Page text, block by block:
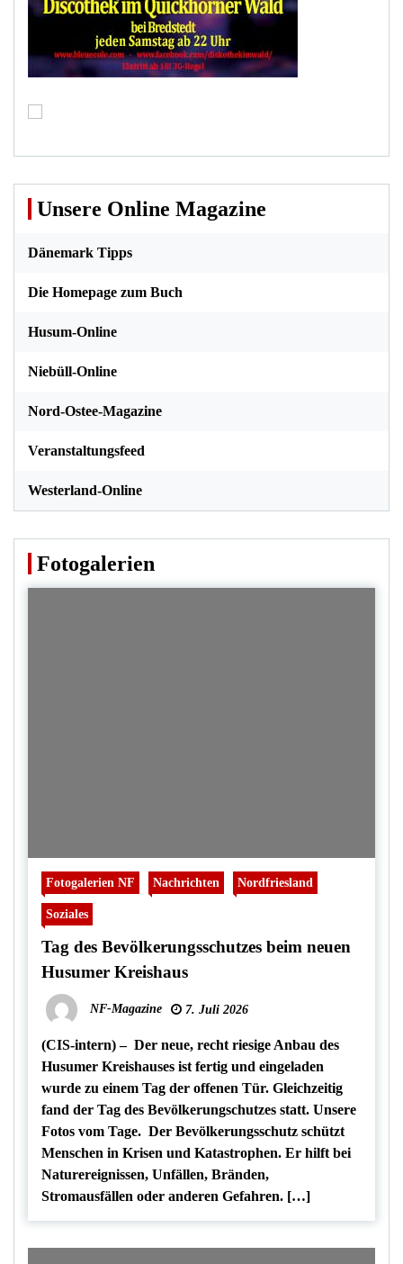
Unsere Online Magazine
Dänemark Tipps
Die Homepage zum Buch
Husum-Online
Niebüll-Online
Nord-Ostee-Magazine
Veranstaltungsfeed
Westerland-Online
Fotogalerien
Fotogalerien NF Nachrichten Nordfriesland
Soziales
Tag des Bevölkerungsschutzes beim neuen
Husumer Kreishaus
NF-Magazine 7. Juli 2026
(CIS-intern) – Der neue, recht riesige Anbau des
Husumer Kreishauses ist fertig und eingeladen
wurde zu einem Tag der offenen Tür. Gleichzeitig
fand der Tag des Bevölkerungschutzes statt. Unsere
Fotos vom Tage. Der Bevölkerungsschutz schützt
Menschen in Krisen und Katastrophen. Er hilft bei
Naturereignissen, Unfällen, Bränden,
Stromausfällen oder anderen Gefahren. […]